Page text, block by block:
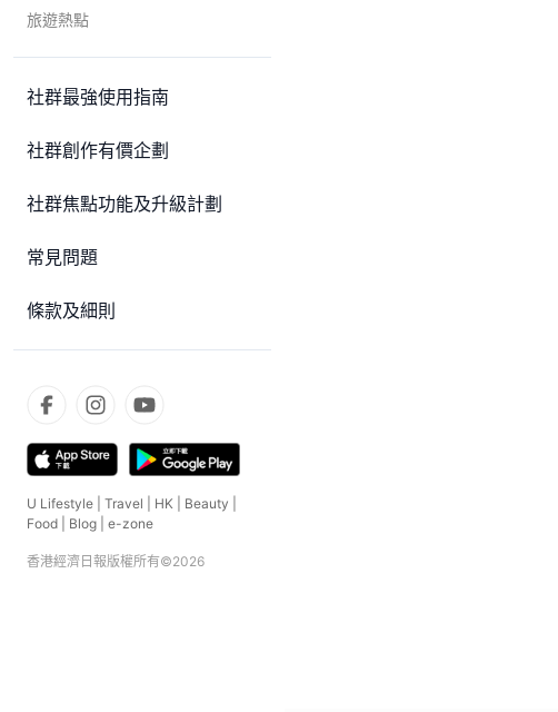
旅遊熱點
社群最強使用指南
社群創作有價企劃
社群焦點功能及升級計劃
常見問題
條款及細則
U Lifestyle Travel HK Beauty
Food
Blog e-zone
香港經濟日報版權所有©2026